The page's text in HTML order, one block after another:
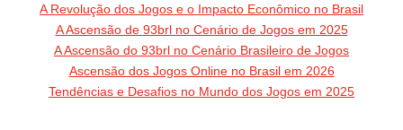
A Revolução dos Jogos e o Impacto Econômico no Brasil
A Ascensão de 93brl no Cenário de Jogos em 2025
A Ascensão do 93brl no Cenário Brasileiro de Jogos
Ascensão dos Jogos Online no Brasil em 2026
Tendências e Desafios no Mundo dos Jogos em 2025